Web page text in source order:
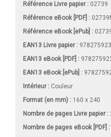
Référence Livre papier : 02739
Référence eBook [PDF] :
Référence eBook [ePub] :
EAN13 Livre papier :
EAN13 eBook [PDF] :
EAN13 eBook [ePub] :
Intérieur : Couleur
Format (en mm) : 160 x 240
Nombre de pages Livre papier:
Nombre de pages eBook [PDF] :